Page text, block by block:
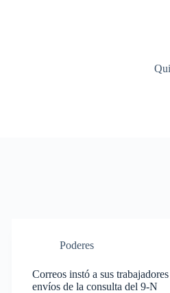
Poderes
Correos instó a sus
envíos de la consulta del 9-N